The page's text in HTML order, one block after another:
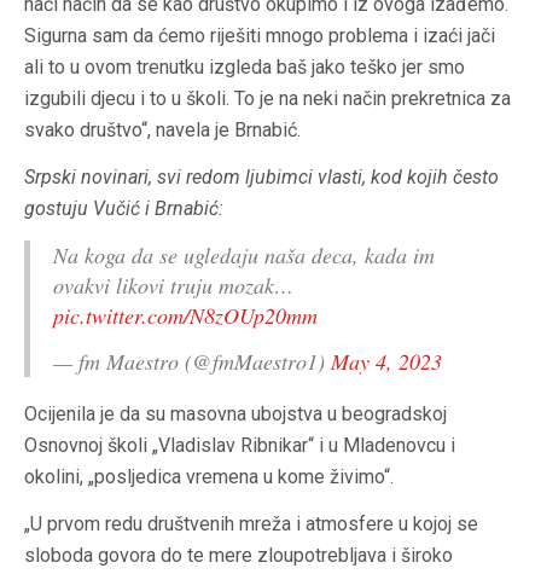
Sigurna sam da ćemo riješiti mnogo problema i izaći jači
ali to u ovom trenutku izgleda baš jako teško jer smo
izgubili djecu i to u školi. To je na neki način prekretnica za
svako društvo“, navela je Brnabić.
Srpski novinari, svi redom ljubimci vlasti, kod kojih često
gostuju Vučić i Brnabić:
Na koga da se ugledaju naša deca, kada im
ovakvi likovi truju mozak…
pic.twitter.com/N8zOUp20mm
— fm Maestro (@fmMaestro1)May 4, 2023
Ocijenila je da su masovna ubojstva u beogradskoj
Osnovnoj školi „Vladislav Ribnikar“ i u Mladenovcu i
okolini, „posljedica vremena u kome živimo“.
„U prvom redu društvenih mreža i atmosfere u kojoj se
sloboda govora do te mere zloupotrebljava i široko